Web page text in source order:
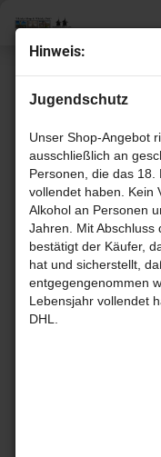
Hin­weis:
Jugendschutz
Unser Shop-Angebot
ausschließlich an
Personen, die das 18.
vollendet haben. Kein
Alkohol an Personen
Jahren. Mit Abschluss
bestätigt der Käufer,
hat und sicherstellt,
entgegengenommen
Lebensjahr vollendet
DHL.
« Erster « zurück
133Artikel in dieser
Tri­ni­dad Rum 2012 - 5
aus Tri­ni­dad